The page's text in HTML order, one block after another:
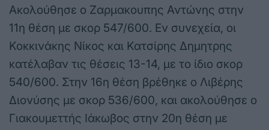
Ακολούθησε ο Ζαρμακουπης Αντώνης στην
11η θέση με σκορ 547/600. Εν συνεχεία, οι
Κοκκινάκης Νίκος και Κατσίρης Δημητρης
κατέλαβαν τις θέσεις 13-14, με το ίδιο σκορ
540/600. Στην 16η θέση βρέθηκε ο Λιβέρης
Διονύσης με σκορ 536/600, και ακολούθησε ο
Γιακουμεττής Ιάκωβος στην 20η θέση με